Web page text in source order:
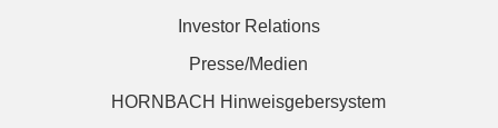
Investor Relations
Presse/Medien
HORNBACH Hinweisgebersystem